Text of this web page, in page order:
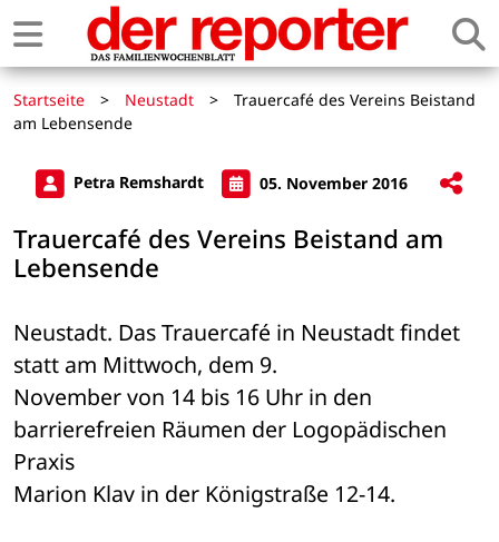
Startseite > Neustadt >
Trauercafé des Vereins Beistand
am Lebensende
Petra Remshardt 05. November 2016
Trauercafé des Vereins Beistand am
Lebensende
Neustadt. Das Trauercafé in Neustadt findet
statt am Mittwoch, dem 9.
November von 14 bis 16 Uhr in den
barrierefreien Räumen der Logopädischen
Praxis
Marion Klav in der Königstraße 12-14.